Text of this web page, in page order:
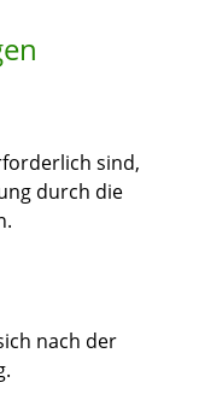
sind,
durch die
nach der